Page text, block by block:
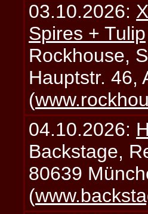
03.10.2026:
Spires + Tulip
Rockhouse,
Hauptstr. 46,
(
04.10.2026:
Backstage,
80639
(